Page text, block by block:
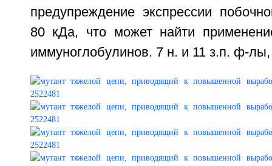
предупреждение экспрессии
80 кДа, что может найти
иммуноглобулинов. 7 н. и 11 з.п. ф-